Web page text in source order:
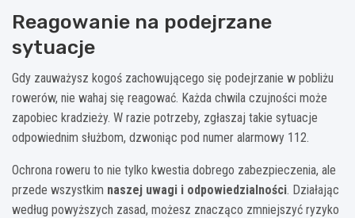
Reagowanie na podejrzane
sytuacje
Gdy zauważysz kogoś zachowującego się podejrzanie w pobliżu
rowerów, nie wahaj się reagować. Każda chwila czujności może
zapobiec kradzieży. W razie potrzeby, zgłaszaj takie sytuacje
odpowiednim służbom, dzwoniąc pod numer alarmowy 112.
Ochrona roweru to nie tylko kwestia dobrego zabezpieczenia, ale
przede wszystkim naszej uwagi i odpowiedzialności. Działając
według powyższych zasad, możesz znacząco zmniejszyć ryzyko